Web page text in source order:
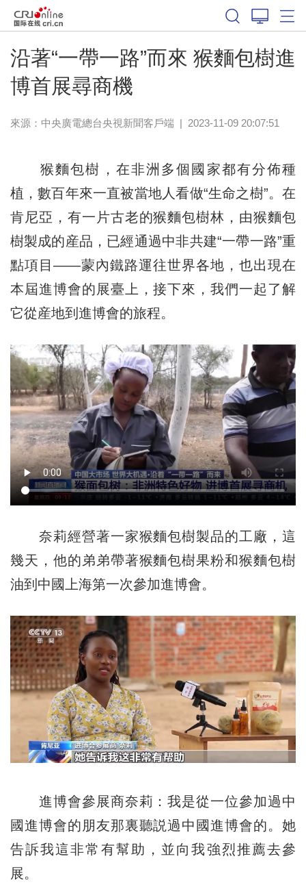
沿著“一帶一路”而來 猴麵包樹進
博首展尋商機
來源： 中央廣電總台央視新聞客戶端 | 2023-11-09 20:07:51
猴麵包樹，在非洲多個國家都有分佈種
植，數百年來一直被當地人看做“生命之樹”。在
肯尼亞，有一片古老的猴麵包樹林，由猴麵包
樹製成的産品，已經通過中非共建“一帶一路”重
點項目——蒙內鐵路運往世界各地，也出現在
本屆進博會的展臺上，接下來，我們一起了解
它從産地到進博會的旅程。
奈莉經營著一家猴麵包樹製品的工廠，這
幾天，他的弟弟帶著猴麵包樹果粉和猴麵包樹
油到中國上海第一次參加進博會。
進博會參展商奈莉：我是從一位參加過中
國進博會的朋友那裏聽説過中國進博會的。她
告訴我這非常有幫助，並向我強烈推薦去參
展。